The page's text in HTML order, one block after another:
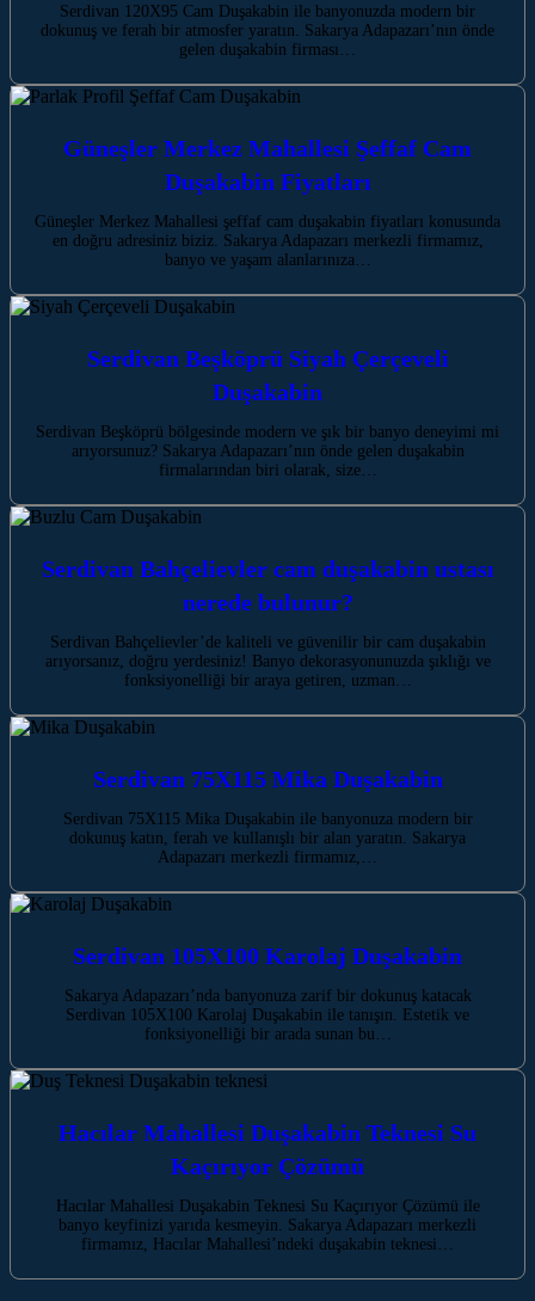
Serdivan 120X95 Cam Duşakabin ile banyonuzda modern bir
dokunuş ve ferah bir atmosfer yaratın. Sakarya Adapazarı’nın önde
gelen duşakabin firması…
Güneşler Merkez Mahallesi Şeffaf Cam
Duşakabin Fiyatları
Güneşler Merkez Mahallesi şeffaf cam duşakabin fiyatları konusunda
en doğru adresiniz biziz. Sakarya Adapazarı merkezli firmamız,
banyo ve yaşam alanlarınıza…
Serdivan Beşköprü Siyah Çerçeveli
Duşakabin
Serdivan Beşköprü bölgesinde modern ve şık bir banyo deneyimi mi
arıyorsunuz? Sakarya Adapazarı’nın önde gelen duşakabin
firmalarından biri olarak, size…
Serdivan Bahçelievler cam duşakabin ustası
nerede bulunur?
Serdivan Bahçelievler’de kaliteli ve güvenilir bir cam duşakabin
arıyorsanız, doğru yerdesiniz! Banyo dekorasyonunuzda şıklığı ve
fonksiyonelliği bir araya getiren, uzman…
Serdivan 75X115 Mika Duşakabin
Serdivan 75X115 Mika Duşakabin ile banyonuza modern bir
dokunuş katın, ferah ve kullanışlı bir alan yaratın. Sakarya
Adapazarı merkezli firmamız,…
Serdivan 105X100 Karolaj Duşakabin
Sakarya Adapazarı’nda banyonuza zarif bir dokunuş katacak
Serdivan 105X100 Karolaj Duşakabin ile tanışın. Estetik ve
fonksiyonelliği bir arada sunan bu…
Hacılar Mahallesi Duşakabin Teknesi Su
Kaçırıyor Çözümü
Hacılar Mahallesi Duşakabin Teknesi Su Kaçırıyor Çözümü ile
banyo keyfinizi yarıda kesmeyin. Sakarya Adapazarı merkezli
firmamız, Hacılar Mahallesi’ndeki duşakabin teknesi…